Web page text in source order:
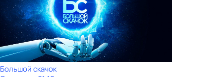
Большой скачок